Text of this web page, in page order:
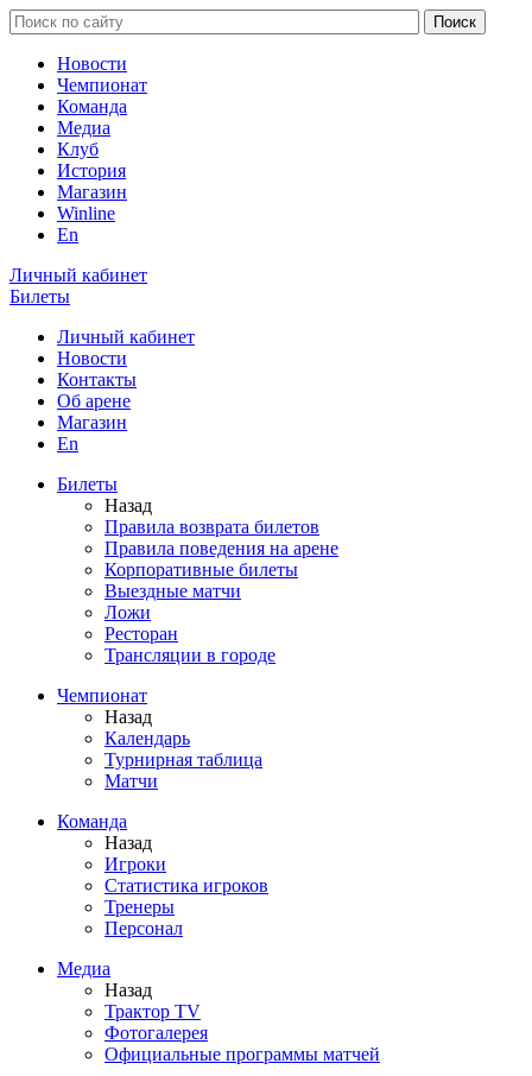
Новости
Чемпионат
Команда
Медиа
Клуб
История
Магазин
Winline
En
Личный кабинет
Билеты
Личный кабинет
Новости
Контакты
Об арене
Магазин
En
Билеты
Назад
Правила возврата билетов
Правила поведения на арене
Корпоративные билеты
Выездные матчи
Ложи
Ресторан
Трансляции в городе
Чемпионат
Назад
Календарь
Турнирная таблица
Матчи
Команда
Назад
Игроки
Статистика игроков
Тренеры
Персонал
Медиа
Назад
Трактор TV
Фотогалерея
Официальные программы матчей